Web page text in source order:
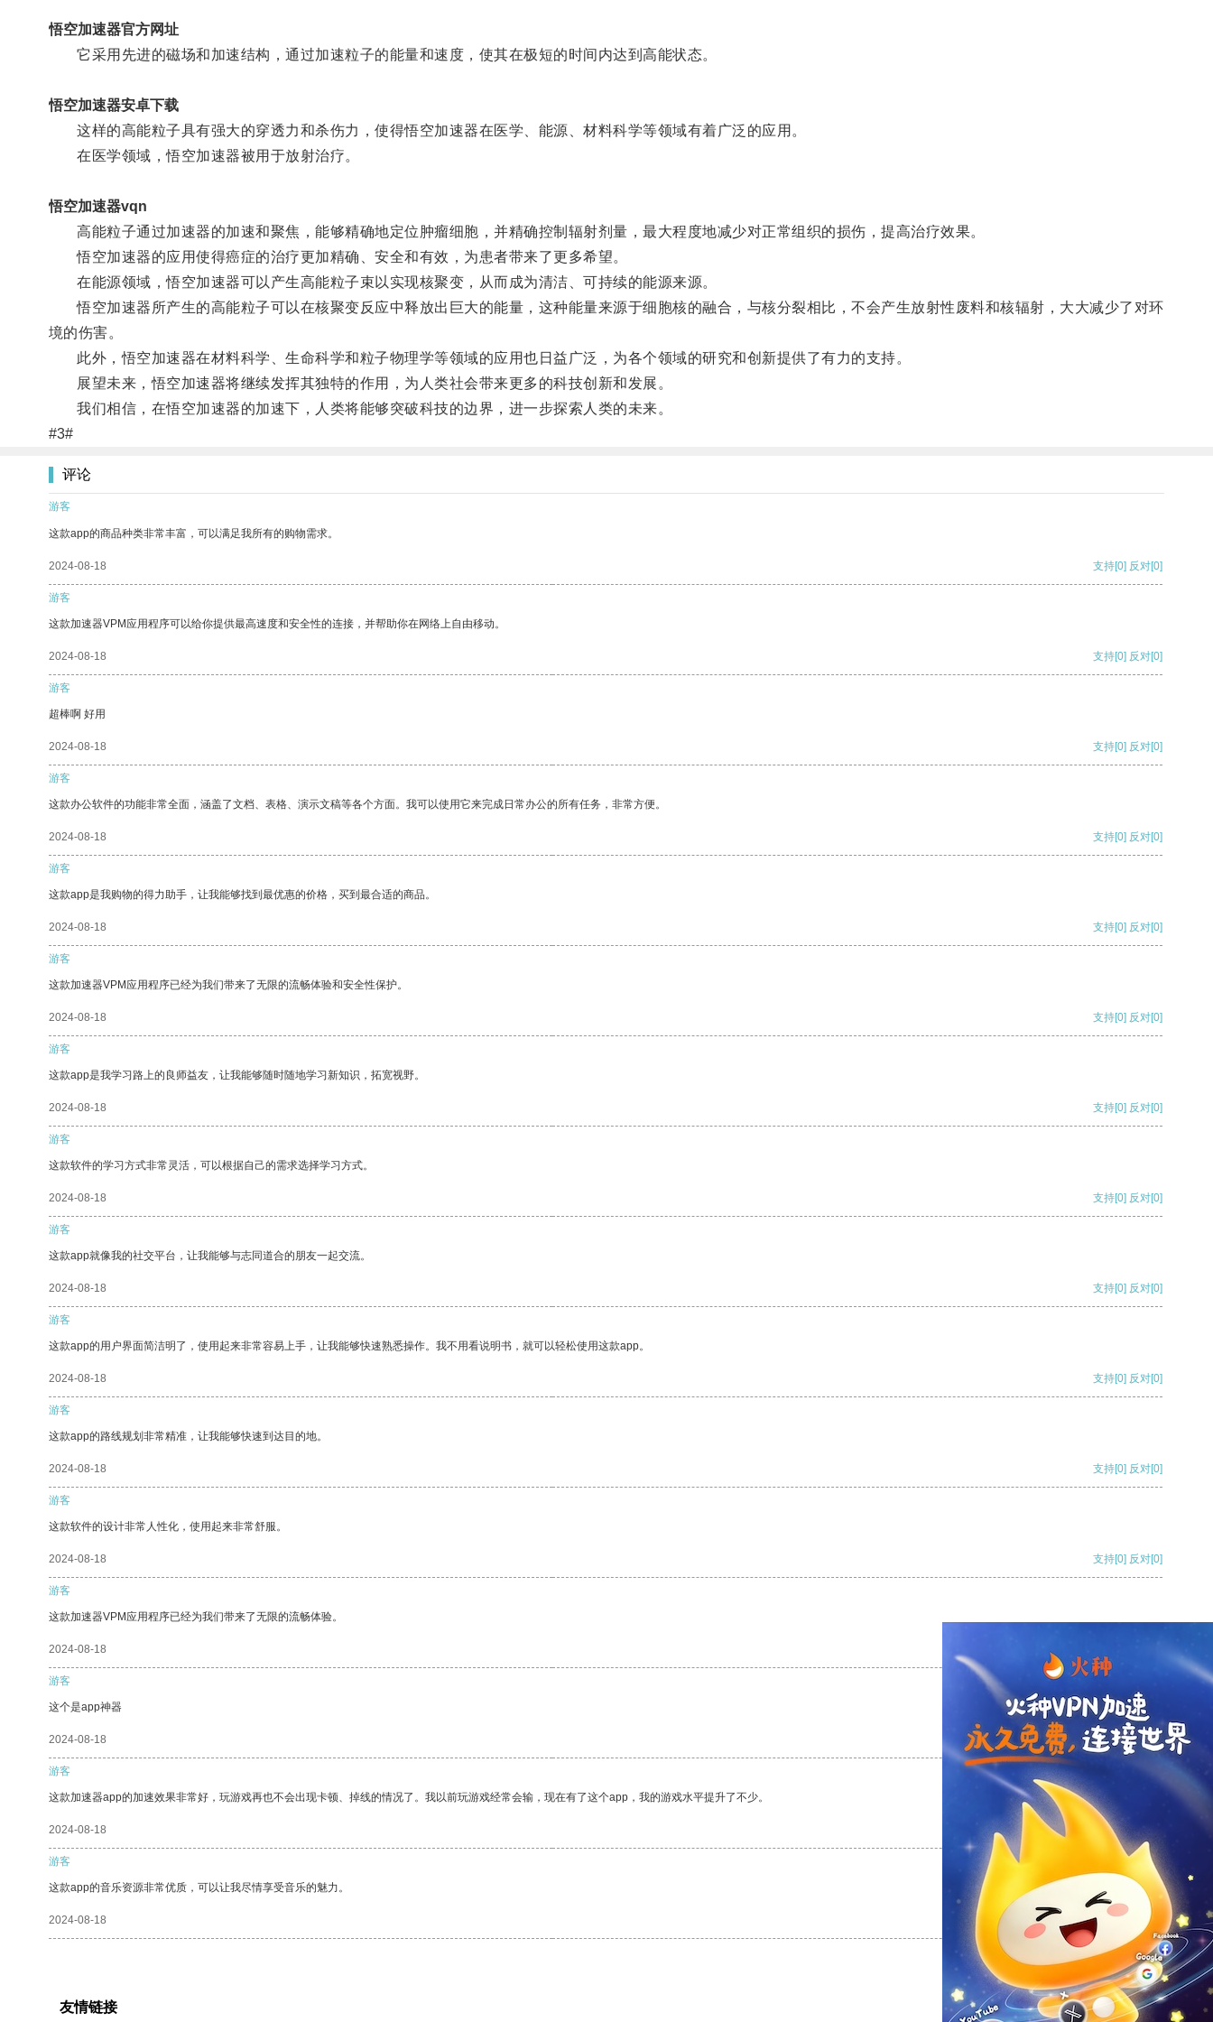
悟空加速器官方网址
它采用先进的磁场和加速结构，通过加速粒子的能量和速度，使其在极短的时间内达到高能状态。
悟空加速器安卓下载
这样的高能粒子具有强大的穿透力和杀伤力，使得悟空加速器在医学、能源、材料科学等领域有着广泛的应用。
在医学领域，悟空加速器被用于放射治疗。
悟空加速器vqn
高能粒子通过加速器的加速和聚焦，能够精确地定位肿瘤细胞，并精确控制辐射剂量，最大程度地减少对正常组织的损伤，提高治疗效果。
悟空加速器的应用使得癌症的治疗更加精确、安全和有效，为患者带来了更多希望。
在能源领域，悟空加速器可以产生高能粒子束以实现核聚变，从而成为清洁、可持续的能源来源。
悟空加速器所产生的高能粒子可以在核聚变反应中释放出巨大的能量，这种能量来源于细胞核的融合，与核分裂相比，不会产生放射性废料和核辐射，大大减少了对环
境的伤害。
此外，悟空加速器在材料科学、生命科学和粒子物理学等领域的应用也日益广泛，为各个领域的研究和创新提供了有力的支持。
展望未来，悟空加速器将继续发挥其独特的作用，为人类社会带来更多的科技创新和发展。
我们相信，在悟空加速器的加速下，人类将能够突破科技的边界，进一步探索人类的未来。
#3#
评论
游客
这款app的商品种类非常丰富，可以满足我所有的购物需求。
2024-08-18 支持[0] 反对[0]
游客
这款加速器VPM应用程序可以给你提供最高速度和安全性的连接，并帮助你在网络上自由移动。
2024-08-18 支持[0] 反对[0]
游客
超棒啊 好用
2024-08-18 支持[0] 反对[0]
游客
这款办公软件的功能非常全面，涵盖了文档、表格、演示文稿等各个方面。我可以使用它来完成日常办公的所有任务，非常方便。
2024-08-18 支持[0] 反对[0]
游客
这款app是我购物的得力助手，让我能够找到最优惠的价格，买到最合适的商品。
2024-08-18 支持[0] 反对[0]
游客
这款加速器VPM应用程序已经为我们带来了无限的流畅体验和安全性保护。
2024-08-18 支持[0] 反对[0]
游客
这款app是我学习路上的良师益友，让我能够随时随地学习新知识，拓宽视野。
2024-08-18 支持[0] 反对[0]
游客
这款软件的学习方式非常灵活，可以根据自己的需求选择学习方式。
2024-08-18 支持[0] 反对[0]
游客
这款app就像我的社交平台，让我能够与志同道合的朋友一起交流。
2024-08-18 支持[0] 反对[0]
游客
这款app的用户界面简洁明了，使用起来非常容易上手，让我能够快速熟悉操作。我不用看说明书，就可以轻松使用这款app。
2024-08-18 支持[0] 反对[0]
游客
这款app的路线规划非常精准，让我能够快速到达目的地。
2024-08-18 支持[0] 反对[0]
游客
这款软件的设计非常人性化，使用起来非常舒服。
2024-08-18 支持[0] 反对[0]
游客
这款加速器VPM应用程序已经为我们带来了无限的流畅体验。
2024-08-18
游客
这个是app神器
2024-08-18 支持 [0] 反对[0]
游客
这款加速器app的加速效果非常好，玩游戏再也不会出现卡顿、掉线的情况了。我以前玩游戏经常会输，现在有了这个app，我的游戏水平提升了不少。
2024-08-18 支持[0] 反对
游客
这款app的音乐资源非常优质，可以让我尽情享受音乐的魅力。
2024-08-18 支持[0] 反对[0]
友情链接